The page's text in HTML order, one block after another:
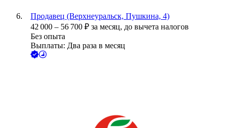
Продавец (Верхнеуральск, Пушкина, 4)
42 000 – 56 700 ₽ за месяц, до вычета налогов
Без опыта
Выплаты: Два раза в месяц